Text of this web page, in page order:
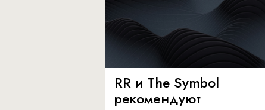
RR и The Symbol
рекомендуют